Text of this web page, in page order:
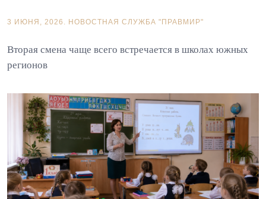
3 ИЮНЯ, 2026. НОВОСТНАЯ СЛУЖБА "ПРАВМИР"
Вторая смена чаще всего встречается в школах южных
регионов